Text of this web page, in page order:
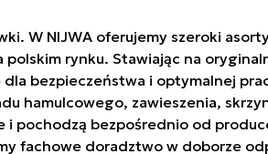
W NIJWA oferujemy szeroki
rynku. Stawiając na
bezpieczeństwa i optymalnej
hamulcowego, zawieszenia,
i pochodzą bezpośrednio od
fachowe doradztwo w doborze